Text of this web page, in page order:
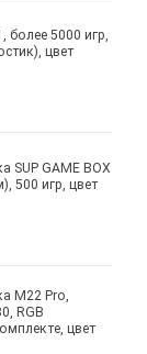
более 5000 игр,
цвет
SUP GAME BOX
500 игр, цвет
M22 Pro,
RGB
цвет